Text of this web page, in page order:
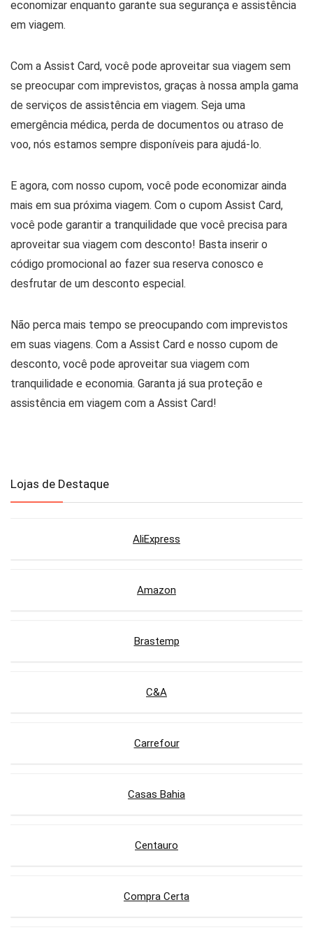
economizar enquanto garante sua segurança e assistência
em viagem.
Com a Assist Card, você pode aproveitar sua viagem sem
se preocupar com imprevistos, graças à nossa ampla gama
de serviços de assistência em viagem. Seja uma
emergência médica, perda de documentos ou atraso de
voo, nós estamos sempre disponíveis para ajudá-lo.
E agora, com nosso cupom, você pode economizar ainda
mais em sua próxima viagem. Com o cupom Assist Card,
você pode garantir a tranquilidade que você precisa para
aproveitar sua viagem com desconto! Basta inserir o
código promocional ao fazer sua reserva conosco e
desfrutar de um desconto especial.
Não perca mais tempo se preocupando com imprevistos
em suas viagens. Com a Assist Card e nosso cupom de
desconto, você pode aproveitar sua viagem com
tranquilidade e economia. Garanta já sua proteção e
assistência em viagem com a Assist Card!
Lojas de Destaque
AliExpress
Amazon
Brastemp
C&A
Carrefour
Casas Bahia
Centauro
Compra Certa